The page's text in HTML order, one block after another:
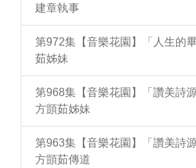
建章執事
第972集【音樂花園】「人生的
茹姊妹
第968集【音樂花園】「讚美詩
方顗茹姊妹
第963集【音樂花園】「讚美詩
方顗茹傳道